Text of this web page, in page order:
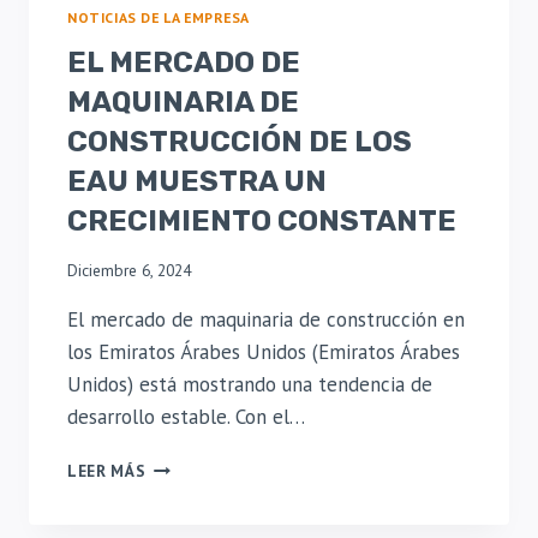
I
E
C
I
O
N
A
H
R
I
O
N
A
NOTICIAS DE LA EMPRESA
EL MERCADO DE
MAQUINARIA DE
CONSTRUCCIÓN DE LOS
EAU MUESTRA UN
CRECIMIENTO CONSTANTE
Diciembre 6, 2024
El mercado de maquinaria de construcción en
los Emiratos Árabes Unidos (Emiratos Árabes
Unidos) está mostrando una tendencia de
desarrollo estable. Con el…
LEER MÁS E